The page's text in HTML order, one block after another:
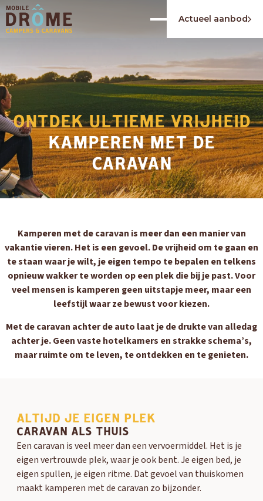
Actueel aanbod
ONTDEK ULTIEME VRIJHEID
KAMPEREN MET DE
CARAVAN
Kamperen met de caravan is meer dan een manier van
vakantie vieren. Het is een gevoel. De vrijheid om te gaan en
te staan waar je wilt, je eigen tempo te bepalen en telkens
opnieuw wakker te worden op een plek die bij je past. Voor
veel mensen is kamperen geen uitstapje meer, maar een
leefstijl waar ze bewust voor kiezen.
Met de caravan achter de auto laat je de drukte van alledag
achter je. Geen vaste hotelkamers en strakke schema’s,
maar ruimte om te leven, te ontdekken en te genieten.
ALTIJD JE EIGEN PLEK
CARAVAN ALS THUIS
Een caravan is veel meer dan een vervoermiddel. Het is je
eigen vertrouwde plek, waar je ook bent. Je eigen bed, je
eigen spullen, je eigen ritme. Dat gevoel van thuiskomen
maakt kamperen met de caravan zo bijzonder.